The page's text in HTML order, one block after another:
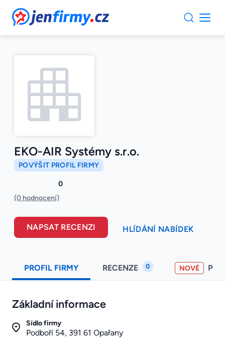
JenFirmy.cz
EKO-AIR Systémy s.r.o.
POVÝŠIT PROFIL FIRMY
0
(0 hodnocení)
NAPSAT RECENZI HLÍDÁNÍ NABÍDEK
PROFIL FIRMY RECENZE 0 NOVÉ
Základní informace
Sídlo firmy
Podboří 54, 391 61 Opařany